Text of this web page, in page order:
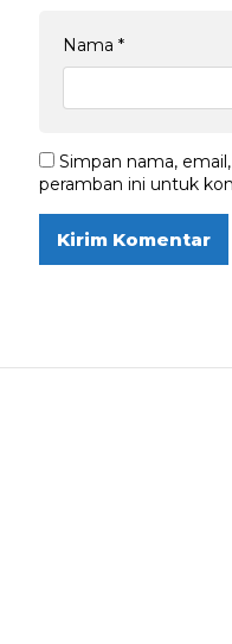
Nama *
Simpan nama,
peramban ini untuk